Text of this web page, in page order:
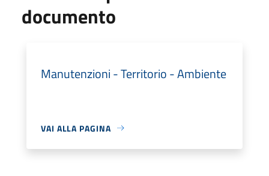
documento
Manutenzioni - Territorio - Ambiente
VAI ALLA PAGINA